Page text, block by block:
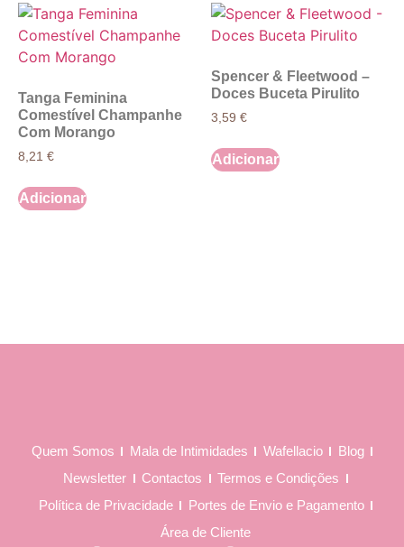
Tanga Feminina
Comestível Champanhe
Com Morango
8,21 €
Adicionar
Spencer & Fleetwood –
Doces Buceta Pirulito
3,59 €
Adicionar
Quem Somos Mala de Intimidades Wafellacio
Blog
Newsletter
Contactos
Termos e Condições
Política de Privacidade
Portes de Envio e Pagamento
Área de Cliente